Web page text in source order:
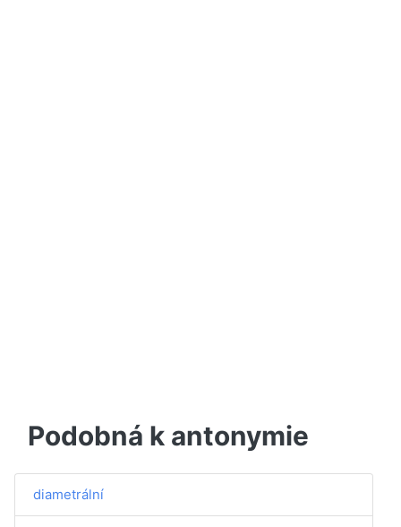
Podobná k antonymie
diametrální